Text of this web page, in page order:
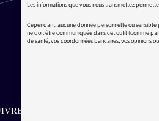
SUR LES RÉSEAUX
Les informations que vous nous transmettez
Cependant, aucune donnée personnelle ou
ne doit être communiquée dans cet outil (comme
de santé, vos coordonnées bancaires, vos opinions